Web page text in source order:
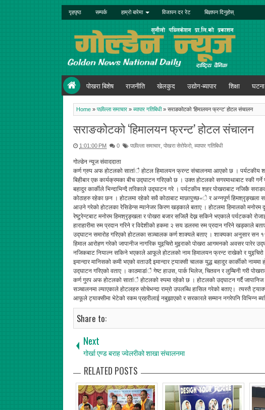
गृहपृष्ठ सम्पर्क हाम्रो बारेमा विजापन दर रेट बिज्ञापन दिनुहोस्
पोखरा बिशेष राजनीति खेलकुद उद्योग-ब्यापार शिक्षा
Home » पछील्ला समाचार » ब्यापार गतिबिधी » सराङकोटको ‘हिमालयन फ्रन्ट’ होटल संचालन
सराङकोटको ‘हिमालयन फ्रन्ट’ होटल संचालन
1:01:00 PM 0 पछील्ला समाचार पोखरा सेरोफेरो, ब्यापार गतिबिधी
गोल्डेन न्यूज संवाददाता
कर्ण ग्रुप अफ होटलको सातांै होटल हिमालयन फ्रन्ट संचालनमा आएको छ । पर्यटकीय
बिहीबार एक कार्यक्रमका बीच उद्घाटन गरिएको छ । उक्त होटलको सगरमाथाबाट स्की
बहादुर कार्कीले भिन्दाभिन्दै तरिकाले उद्घाटन गरे । पर्यटकीय शहर पोखराबाट नजिकै
कोठाहरु रहेका छन । होटलमा रहेको सवै कोठाबाट माछापुच्छ«े र अन्नपूर्ण हिमश्रृङ्खला
आउने गरेको होटलका रेसिडेन्स म्यानेजर किरण खड्काले बताए । होटलमा हिमालको
रेष्टुरेन्टबाट मनोरम हिमश्रृङ्खला र पोखरा बजार सजिलै देख्न सकिने भएकाले पर्यटकको
हाराहारीमा रुम प्रदान गरिने र विदेशीको हकमा २ सय डलरमा रुम प्रदान गरिने खड्काले
उद्घाटन समारोह गरिएको होटलका सञ्चालक कर्ण शाक्यले बताए । शाक्यका अनुसार सन
हिमाल आरोहण गरेको जापानीज नागरिक युइचिरो मुइराको पोखरा आगमनको अवसर पारेर
नजिकबाट नियाल्न सकिने भएकाले आफूले होटलको नाम हिमालयन फ्रन्ट राखेको र युइचिरो
इमान्दार मानिसको कमी भएको वताउदै इमान्दार ट्याक्सी चालक युद्ध बहादुर कार्कीको
उद्घाटन गरिएको वताए । काठमाडांै गेष्ट हाउस, पार्क भिलेज, चितवन र लुम्बिनी गरी
कर्ण गु्रप अफ होटलको सातांै होटलको रुपमा रहेको छ । होटलको उद्घाटन गर्दै जापानिज
सञ्चालनमा ल्याएकाले होटलहरु सोचेभन्दा राम्रो उपलब्धि हासिल गरेको बताए। त्यस्तै
आफूले ट्याक्सीमा भेटेको रकम प्रहरीलाई नबुझाएको र सरकारले सम्मान नगरेपनि विभिन्न
Share to:
Next
गोर्खा एण्ड बराह ज्वेलरीको शाखा संचालनमा
RELATED POSTS